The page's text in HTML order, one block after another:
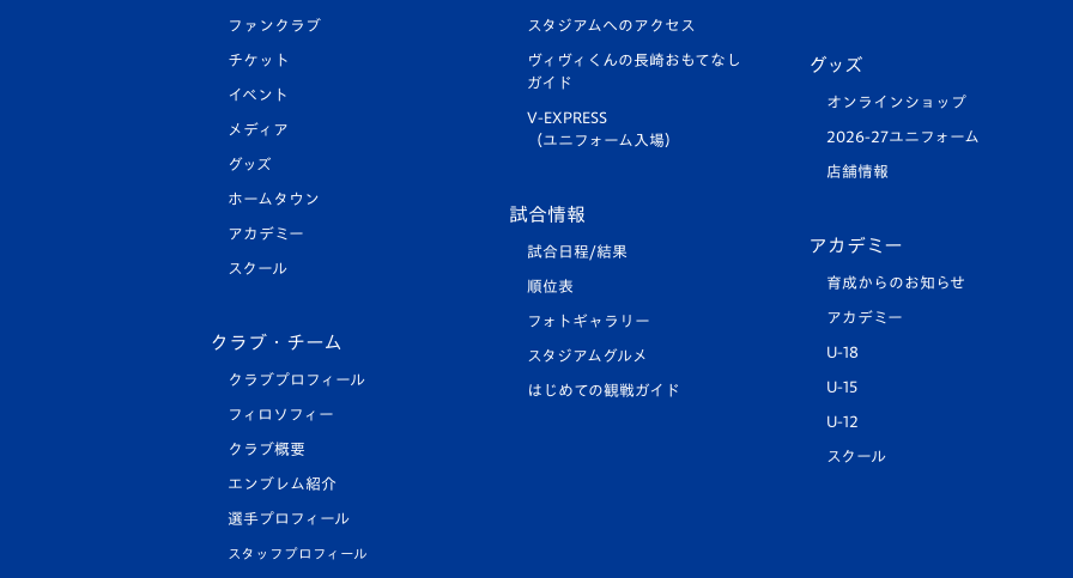
ファンクラブ
チケット
イベント
メディア
グッズ
ホームタウン
アカデミー
スクール
クラブ・チーム
クラブプロフィール
フィロソフィー
クラブ概要
エンブレム紹介
選手プロフィール
スタッフプロフィール
スタジアムへのアクセス
ヴィヴィくんの長崎おもてなし
ガイド
V-EXPRESS
（ユニフォーム入場）
試合情報
試合日程/結果
順位表
フォトギャラリー
スタジアムグルメ
はじめての観戦ガイド
グッズ
オンラインショップ
2026-27ユニフォーム
店舗情報
アカデミー
育成からのお知らせ
アカデミー
U-18
U-15
U-12
スクール